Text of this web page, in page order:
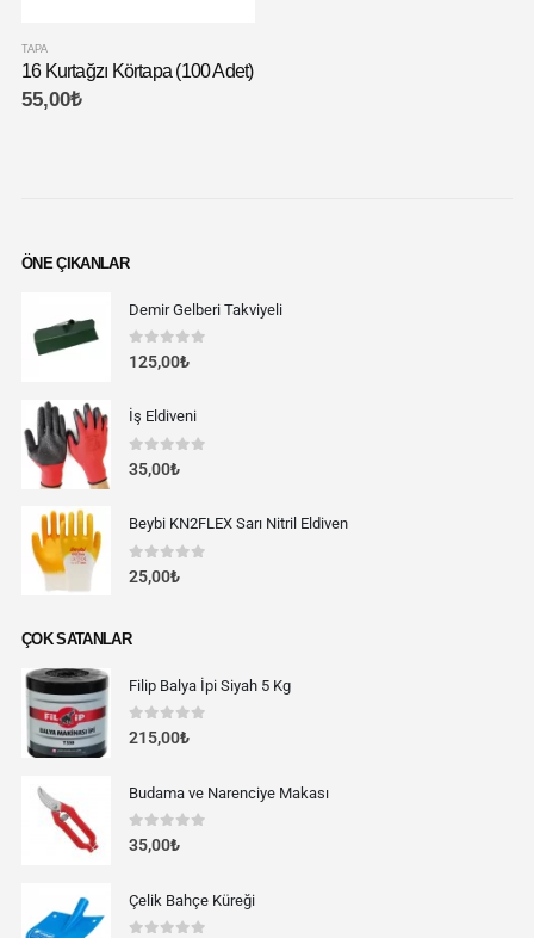
TAPA
16 Kurtağzı Körtapa (100 Adet)
55,00₺
ÖNE ÇIKANLAR
Demir Gelberi Takviyeli
0out of 5
125,00₺
İş Eldiveni
0out of 5
35,00₺
Beybi KN2FLEX Sarı Nitril Eldiven
0out of 5
25,00₺
ÇOK SATANLAR
Filip Balya İpi Siyah 5 Kg
0out of 5
215,00₺
Budama ve Narenciye Makası
0out of 5
35,00₺
Çelik Bahçe Küreği